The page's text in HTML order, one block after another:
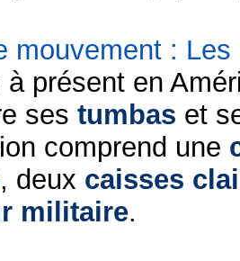
mouvement :
à présent en
sestumbas et
comprend une
, deux caisses
militaire.